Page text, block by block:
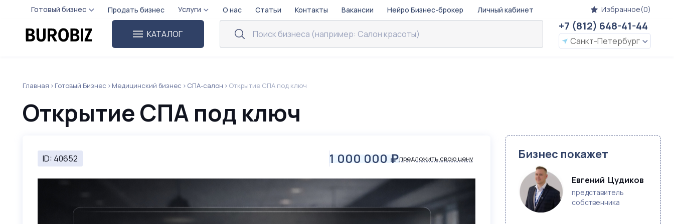
Готовый бизнес Продать бизнес Услуги О нас Статьи Контакты Вакансии Нейро Бизнес-брокер Личный кабинет Избранное(0)
КАТАЛОГ
+7 (812) 648-41-44
Санкт-Петербург
Главная Готовый Бизнес Медицинский бизнес СПА-салон Открытие СПА под ключ
Открытие СПА под ключ
ID: 40652 1 000 000 ₽предложить свою цену Бизнес покажет
Евгений  Цудиков
представитель
собственника